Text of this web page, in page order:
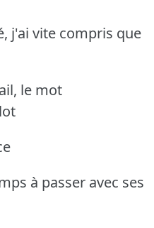
j'ai vite compris que
le mot
à passer avec ses